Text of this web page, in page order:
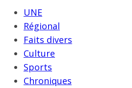
UNE
Régional
Faits divers
Culture
Sports
Chroniques